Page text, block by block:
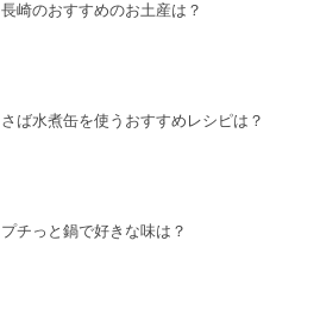
長崎のおすすめのお土産は？
さば水煮缶を使うおすすめレシピは？
プチっと鍋で好きな味は？